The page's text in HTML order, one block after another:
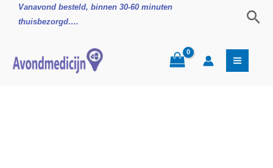
naar
Vanavond besteld, binnen 30-60 minuten
thuisbezorgd….
Antagel
Drank